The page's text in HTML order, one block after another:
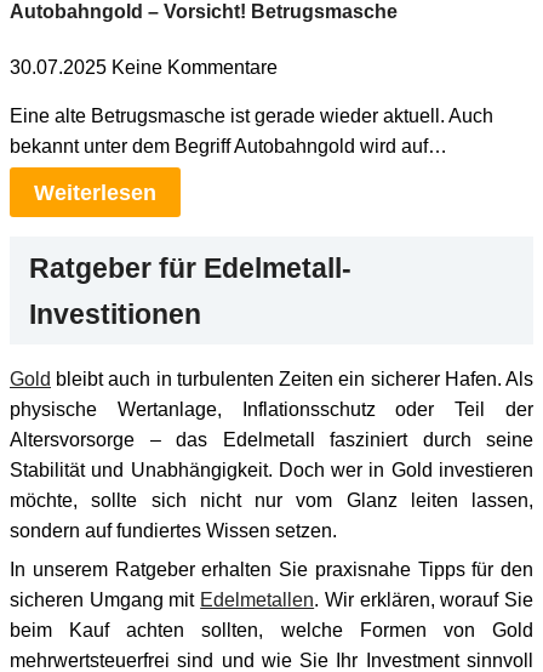
Autobahngold – Vorsicht! Betrugsmasche
30.07.2025 Keine Kommentare
Eine alte Betrugsmasche ist gerade wieder aktuell. Auch
bekannt unter dem Begriff Autobahngold wird auf…
Weiterlesen
Ratgeber für Edelmetall-
Investitionen
Gold bleibt auch in turbulenten Zeiten ein sicherer Hafen. Als
physische Wertanlage, Inflationsschutz oder Teil der
Altersvorsorge – das Edelmetall fasziniert durch seine
Stabilität und Unabhängigkeit. Doch wer in Gold investieren
möchte, sollte sich nicht nur vom Glanz leiten lassen,
sondern auf fundiertes Wissen setzen.
In unserem Ratgeber erhalten Sie praxisnahe Tipps für den
sicheren Umgang mit Edelmetallen. Wir erklären, worauf Sie
beim Kauf achten sollten, welche Formen von Gold
mehrwertsteuerfrei sind und wie Sie Ihr Investment sinnvoll